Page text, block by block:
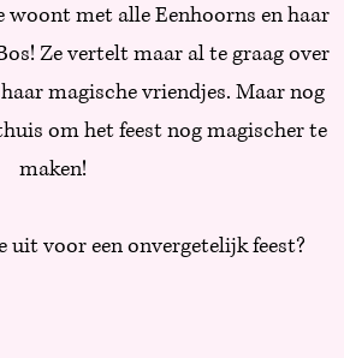
met alle Eenhoorns en haar
Ze vertelt maar al te graag over
magische vriendjes. Maar nog
om het feest nog magischer te
maken!
voor een onvergetelijk feest?